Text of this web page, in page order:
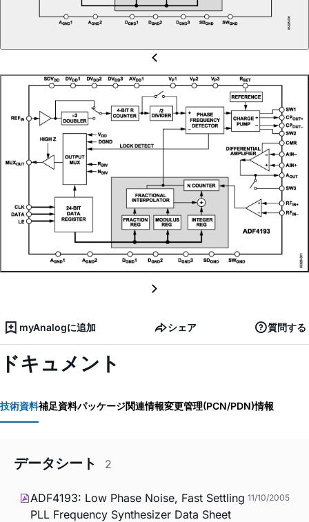
myAnalogに追加 シェア 質問する
ドキュメント
技術資料補足資料パッケージ関連情報変更管理(PCN/PDN)情報
データシート 2
ADF4193: Low Phase Noise, Fast Settling
PLL Frequency Synthesizer Data Sheet
11/10/2005